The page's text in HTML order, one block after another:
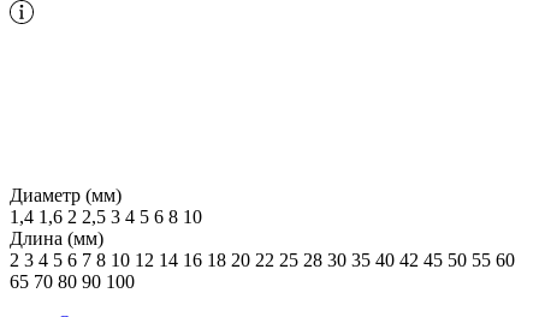
Диаметр (мм)
1,4 1,6 2 2,5 3 4 5 6 8 10
Длина (мм)
2 3 4 5 6 7 8 10 12 14 16 18 20 22 25 28 30 35 40 42 45 50 55 60
65 70 80 90 100